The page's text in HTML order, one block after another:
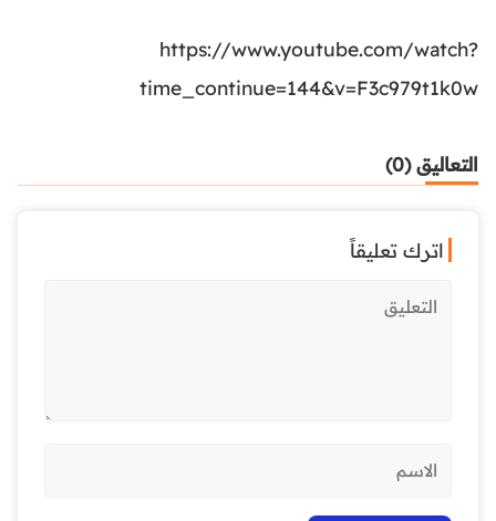
https://www.youtube.com/watch?
time_continue=144&v=F3c979t1k0w
التعاليق (0)
اترك تعليقاً